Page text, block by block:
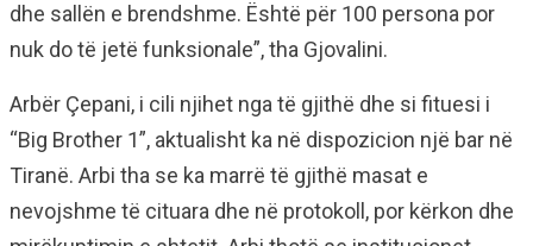
dhe sallën e brendshme. Është për 100 persona por
nuk do të jetë funksionale”, tha Gjovalini.
Arbër Çepani, i cili njihet nga të gjithë dhe si fituesi i
“Big Brother 1”, aktualisht ka në dispozicion një bar në
Tiranë. Arbi tha se ka marrë të gjithë masat e
nevojshme të cituara dhe në protokoll, por kërkon dhe